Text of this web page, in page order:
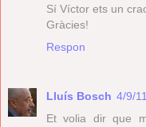
Sí Víctor ets un
Gràcies!
Respon
Lluís Bosch 4/9/
Et volia dir que